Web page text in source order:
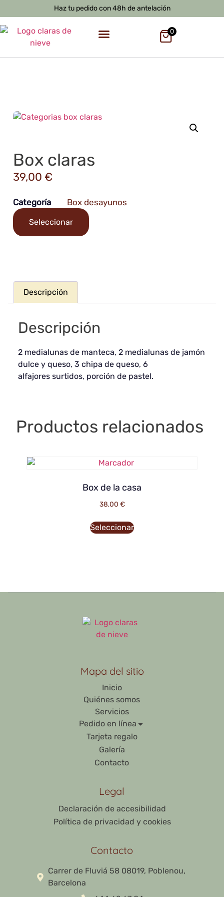
Haz tu pedido con 48h de antelación
0
Box claras
39,00 €
Categoría Box desayunos
Seleccionar
Descripción
Descripción
2 medialunas de manteca, 2 medialunas de jamón
dulce y queso, 3 chipa de queso, 6
alfajores surtidos, porción de pastel.
Productos relacionados
Box de la casa
38,00 €
Seleccionar
Mapa del sitio
Inicio
Quiénes somos
Servicios
Pedido en línea
Tarjeta regalo
Galería
Contacto
Legal
Declaración de accesibilidad
Política de privacidad y cookies
Contacto
Carrer de Fluviá 58 08019, Poblenou,
Barcelona